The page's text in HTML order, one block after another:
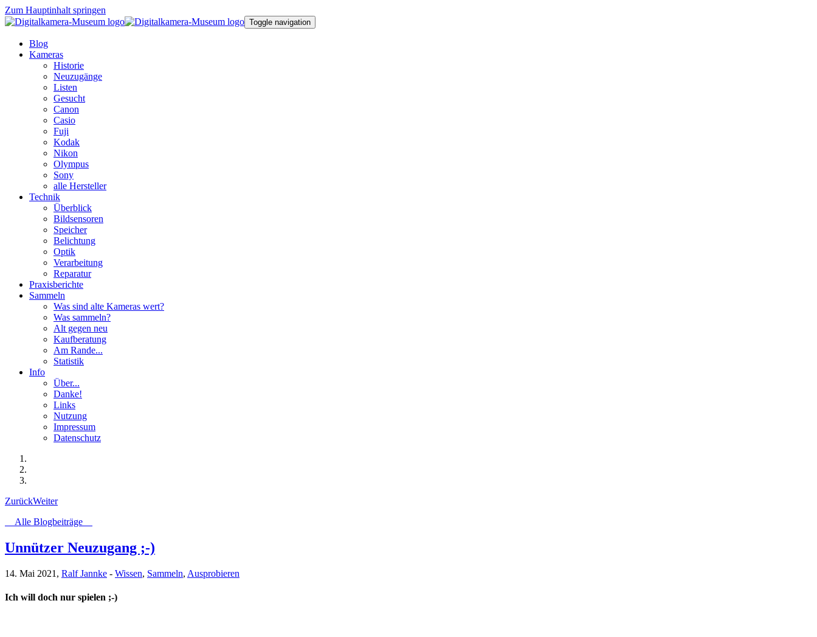
Zum Hauptinhalt springen
Toggle navigation
Blog
Kameras
Historie
Neuzugänge
Listen
Gesucht
Canon
Casio
Fuji
Kodak
Nikon
Olympus
Sony
alle Hersteller
Technik
Überblick
Bildsensoren
Speicher
Belichtung
Optik
Verarbeitung
Reparatur
Praxisberichte
Sammeln
Was sind alte Kameras wert?
Was sammeln?
Alt gegen neu
Kaufberatung
Am Rande...
Statistik
Info
Über...
Danke!
Links
Nutzung
Impressum
Datenschutz
ZurückWeiter
Alle Blogbeiträge
Unnützer Neuzugang ;-)
14. Mai 2021, Ralf Jannke - Wissen, Sammeln, Ausprobieren
Ich will doch nur spielen ;-)